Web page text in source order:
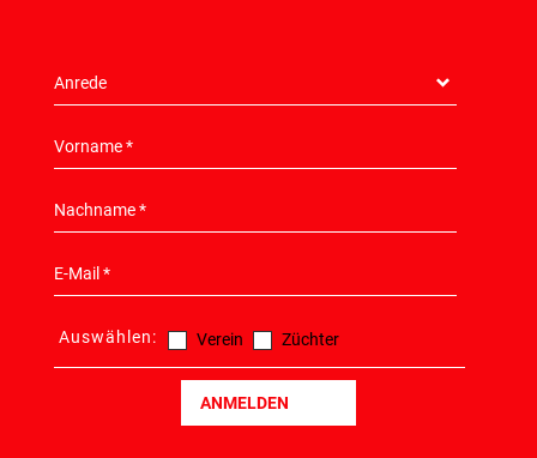
Auswählen: Verein Züchter
ANMELDEN